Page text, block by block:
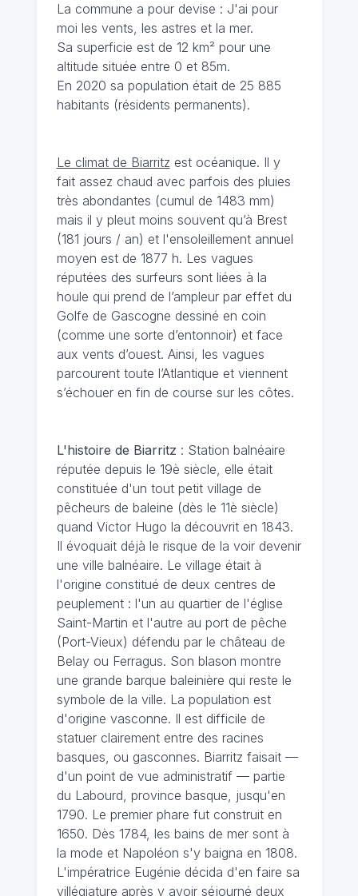
La commune a pour devise : J'ai pour
moi les vents, les astres et la mer.
Sa superficie est de 12 km² pour une
altitude située entre 0 et 85m.
En 2020 sa population était de 25 885
habitants (résidents permanents).
Le climat de Biarritz est océanique. Il y
fait assez chaud avec parfois des pluies
très abondantes (cumul de 1483 mm)
mais il y pleut moins souvent qu’à Brest
(181 jours / an) et l'ensoleillement annuel
moyen est de 1877 h. Les vagues
réputées des surfeurs sont liées à la
houle qui prend de l’ampleur par effet du
Golfe de Gascogne dessiné en coin
(comme une sorte d’entonnoir) et face
aux vents d’ouest. Ainsi, les vagues
parcourent toute l’Atlantique et viennent
s’échouer en fin de course sur les côtes.
L'histoire de Biarritz : Station balnéaire
réputée depuis le 19è siècle, elle était
constituée d'un tout petit village de
pêcheurs de baleine (dès le 11è siècle)
quand Victor Hugo la découvrit en 1843.
Il évoquait déjà le risque de la voir devenir
une ville balnéaire. Le village était à
l'origine constitué de deux centres de
peuplement : l'un au quartier de l'église
Saint-Martin et l'autre au port de pêche
(Port-Vieux) défendu par le château de
Belay ou Ferragus. Son blason montre
une grande barque baleinière qui reste le
symbole de la ville. La population est
d'origine vasconne. Il est difficile de
statuer clairement entre des racines
basques, ou gasconnes. Biarritz faisait —
d'un point de vue administratif — partie
du Labourd, province basque, jusqu'en
1790. Le premier phare fut construit en
1650. Dès 1784, les bains de mer sont à
la mode et Napoléon s'y baigna en 1808.
L'impératrice Eugénie décida d'en faire sa
villégiature après y avoir séjourné deux